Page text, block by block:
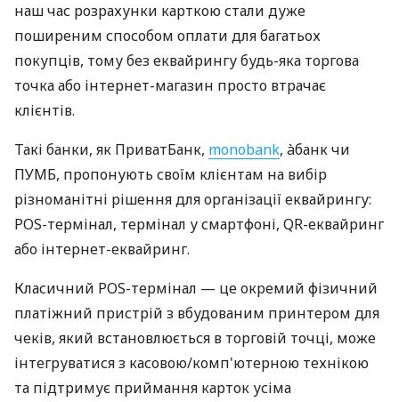
наш час розрахунки карткою стали дуже
поширеним способом оплати для багатьох
покупців, тому без еквайрингу будь-яка торгова
точка або інтернет-магазин просто втрачає
клієнтів.
Такі банки, як ПриватБанк, monobank, àбанк чи
ПУМБ, пропонують своїм клієнтам на вибір
різноманітні рішення для організації еквайрингу:
POS-термінал, термінал у смартфоні, QR-еквайринг
або інтернет-еквайринг.
Класичний POS-термінал — це окремий фізичний
платіжний пристрій з вбудованим принтером для
чеків, який встановлюється в торговій точці, може
інтегруватися з касовою/комп'ютерною технікою
та підтримує приймання карток усіма